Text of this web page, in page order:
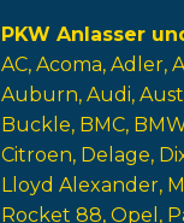
PKW Anlasser
AC Acoma Adler
Auburn Audi
Buckle BMC
Citroen Delage
Lloyd Alexander
Rocket 88 Opel